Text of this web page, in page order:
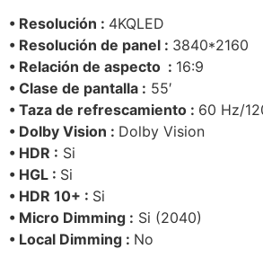
• Resolución : 4KQLED
• Resolución de panel : 3840*2160
• Relación de aspecto : 16:9
• Clase de pantalla : 55′
• Taza de refrescamiento : 60 Hz/
• Dolby Vision : Dolby Vision
• HDR : Si
• HGL : Si
• HDR 10+ : Si
• Micro Dimming : Si (2040)
• Local Dimming : No